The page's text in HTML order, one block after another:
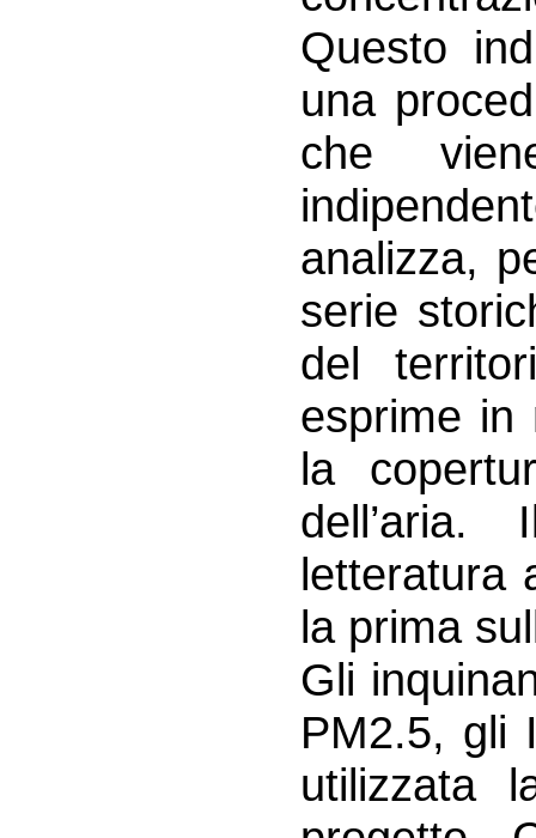
Questo
una
che
analizza,
serie
del
esprime in
la
dell’aria.
letteratura
la prima
Gli
PM2.5, gli
utilizzata